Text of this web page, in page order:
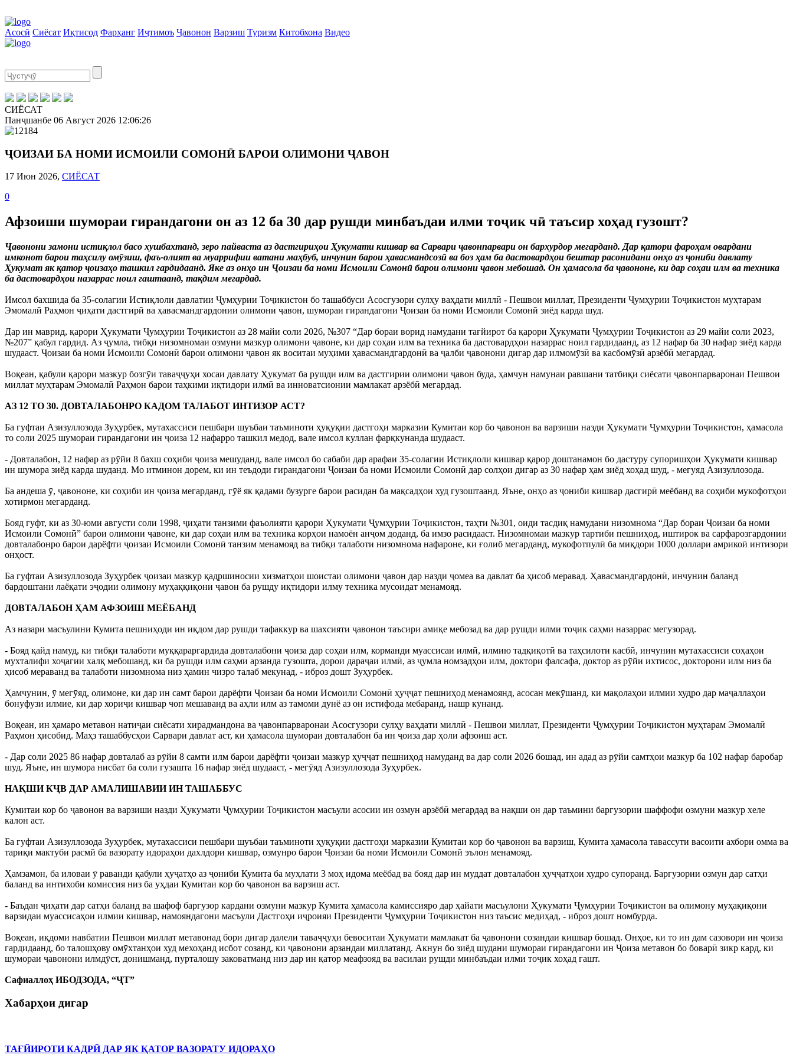
Асосӣ Сиёсат Иқтисод Фарҳанг Иҷтимоъ Ҷавонон Варзиш Туризм Китобхона Видео
СИЁСАТ
Панҷшанбе 06 Август 2026 12:06:27
ҶОИЗАИ БА НОМИ ИСМОИЛИ СОМОНӢ БАРОИ ОЛИМОНИ ҶАВОН
17 Июн 2026, СИЁСАТ
0
Афзоиши шумораи гирандагони он аз 12 ба 30 дар рушди минбаъдаи илми тоҷик чӣ таъсир хоҳад гузошт?
Ҷавонони замони истиқлол басо хушбахтанд, зеро пайваста аз дастгириҳои Ҳукумати кишвар ва Сарвари ҷавонпарвари он бархурдор мегарданд. Дар қатори фароҳам овардани
имконот барои таҳсилу омӯзиш, фаъ-олият ва муаррифии ватани маҳбуб, инчунин барои ҳавасмандсозӣ ва боз ҳам ба дастовардҳои бештар расонидани онҳо аз ҷониби давлату
Ҳукумат як қатор ҷоизаҳо ташкил гардидаанд. Яке аз онҳо ин Ҷоизаи ба номи Исмоили Сомонӣ барои олимони ҷавон мебошад. Он ҳамасола ба ҷавононе, ки дар соҳаи илм ва техника
ба дастовардҳои назаррас ноил гаштаанд, тақдим мегардад.
Имсол бахшида ба 35-солагии Истиқлоли давлатии Ҷумҳурии Тоҷикистон бо ташаббуси Асосгузори сулҳу ваҳдати миллӣ - Пешвои миллат, Президенти Ҷумҳурии Тоҷикистон муҳтарам
Эмомалӣ Раҳмон ҷиҳати дастгирӣ ва ҳавасмандгардонии олимони ҷавон, шумораи гирандагони Ҷоизаи ба номи Исмоили Сомонӣ зиёд карда шуд.
Дар ин маврид, қарори Ҳукумати Ҷумҳурии Тоҷикистон аз 28 майи соли 2026, №307 “Дар бораи ворид намудани тағйирот ба қарори Ҳукумати Ҷумҳурии Тоҷикистон аз 29 майи соли 2023,
№207” қабул гардид. Аз ҷумла, тибқи низомномаи озмуни мазкур олимони ҷавоне, ки дар соҳаи илм ва техника ба дастовардҳои назаррас ноил гардидаанд, аз 12 нафар ба 30 нафар зиёд карда
шудааст. Ҷоизаи ба номи Исмоили Сомонӣ барои олимони ҷавон як воситаи муҳими ҳавасмандгардонӣ ва ҷалби ҷавонони дигар дар илмомӯзӣ ва касбомӯзӣ арзёбӣ мегардад.
Воқеан, қабули қарори мазкур бозгӯи таваҷҷуҳи хосаи давлату Ҳукумат ба рушди илм ва дастгирии олимони ҷавон буда, ҳамчун намунаи равшани татбиқи сиёсати ҷавонпарваронаи Пешвои
миллат муҳтарам Эмомалӣ Раҳмон барои таҳкими иқтидори илмӣ ва инноватсионии мамлакат арзёбӣ мегардад.
АЗ 12 ТО 30. ДОВТАЛАБОНРО КАДОМ ТАЛАБОТ ИНТИЗОР АСТ?
Ба гуфтаи Азизуллозода Зуҳурбек, мутахассиси пешбари шуъбаи таъминоти ҳуқуқии дастгоҳи марказии Кумитаи кор бо ҷавонон ва варзиши назди Ҳукумати Ҷумҳурии Тоҷикистон, ҳамасола
то соли 2025 шумораи гирандагони ин ҷоиза 12 нафарро ташкил медод, вале имсол куллан фарқкунанда шудааст.
- Довталабон, 12 нафар аз рӯйи 8 бахш соҳиби ҷоиза мешуданд, вале имсол бо сабаби дар арафаи 35-солагии Истиқлоли кишвар қарор доштанамон бо дастуру супоришҳои Ҳукумати кишвар
ин шумора зиёд карда шуданд. Мо итминон дорем, ки ин теъдоди гирандагони Ҷоизаи ба номи Исмоили Сомонӣ дар солҳои дигар аз 30 нафар ҳам зиёд хоҳад шуд, - мегуяд Азизуллозода.
Ба андеша ӯ, ҷавононе, ки соҳиби ин ҷоиза мегарданд, гӯё як қадами бузурге барои расидан ба мақсадҳои худ гузоштаанд. Яъне, онҳо аз ҷониби кишвар дасгирӣ меёбанд ва соҳиби мукофотҳои
хотирмон мегарданд.
Бояд гуфт, ки аз 30-юми августи соли 1998, ҷиҳати танзими фаъолияти қарори Ҳукумати Ҷумҳурии Тоҷикистон, таҳти №301, оиди тасдиқ намудани низомнома “Дар бораи Ҷоизаи ба номи
Исмоили Сомонӣ” барои олимони ҷавоне, ки дар соҳаи илм ва техника корҳои намоён анҷом доданд, ба имзо расидааст. Низомномаи мазкур тартиби пешниҳод, иштирок ва сарфарозгардонии
довталабонро барои дарёфти ҷоизаи Исмоили Сомонӣ танзим менамояд ва тибқи талаботи низомнома нафароне, ки ғолиб мегарданд, мукофотпулӣ ба миқдори 1000 доллари амрикоӣ интизори
онҳост.
Ба гуфтаи Азизуллозода Зуҳурбек ҷоизаи мазкур қадршиносии хизматҳои шоистаи олимони ҷавон дар назди ҷомеа ва давлат ба ҳисоб меравад. Ҳавасмандгардонӣ, инчунин баланд
бардоштани лаёқати эҷодии олимону муҳаққиқони ҷавон ба рушду иқтидори илму техника мусоидат менамояд.
ДОВТАЛАБОН ҲАМ АФЗОИШ МЕЁБАНД
Аз назари масъулини Кумита пешниҳоди ин иқдом дар рушди тафаккур ва шахсияти ҷавонон таъсири амиқе мебозад ва дар рушди илми тоҷик саҳми назаррас мегузорад.
- Бояд қайд намуд, ки тибқи талаботи муққараргардида довталабони ҷоиза дар соҳаи илм, корманди муассисаи илмӣ, илмию тадқиқотӣ ва таҳсилоти касбӣ, инчунин мутахассиси соҳаҳои
мухталифи хоҷагии халқ мебошанд, ки ба рушди илм саҳми арзанда гузошта, дорои дараҷаи илмӣ, аз ҷумла номзадҳои илм, доктори фалсафа, доктор аз рӯйи ихтисос, докторони илм низ ба
ҳисоб мераванд ва талаботи низомнома низ ҳамин чизро талаб мекунад, - иброз дошт Зуҳурбек.
Ҳамчунин, ӯ мегӯяд, олимоне, ки дар ин самт барои дарёфти Ҷоизаи ба номи Исмоили Сомонӣ ҳуҷҷат пешниҳод менамоянд, асосан мекӯшанд, ки мақолаҳои илмии худро дар маҷаллаҳои
бонуфузи илмие, ки дар хориҷи кишвар чоп мешаванд ва аҳли илм аз тамоми дунё аз он истифода мебаранд, нашр кунанд.
Воқеан, ин ҳамаро метавон натиҷаи сиёсати хирадмандона ва ҷавонпарваронаи Асосгузори сулҳу ваҳдати миллӣ - Пешвои миллат, Президенти Ҷумҳурии Тоҷикистон муҳтарам Эмомалӣ
Раҳмон ҳисобид. Маҳз ташаббусҳои Сарвари давлат аст, ки ҳамасола шумораи довталабон ба ин ҷоиза дар ҳоли афзоиш аст.
- Дар соли 2025 86 нафар довталаб аз рӯйи 8 самти илм барои дарёфти ҷоизаи мазкур ҳуҷҷат пешниҳод намуданд ва дар соли 2026 бошад, ин адад аз рӯйи самтҳои мазкур ба 102 нафар баробар
шуд. Яъне, ин шумора нисбат ба соли гузашта 16 нафар зиёд шудааст, - мегӯяд Азизуллозода Зуҳурбек.
НАҚШИ КҶВ ДАР АМАЛИШАВИИ ИН ТАШАББУС
Кумитаи кор бо ҷавонон ва варзиши назди Ҳукумати Ҷумҳурии Тоҷикистон масъули асосии ин озмун арзёбӣ мегардад ва нақши он дар таъмини баргузории шаффофи озмуни мазкур хеле
калон аст.
Ба гуфтаи Азизуллозода Зуҳурбек, мутахассиси пешбари шуъбаи таъминоти ҳуқуқии дастгоҳи марказии Кумитаи кор бо ҷавонон ва варзиш, Кумита ҳамасола тавассути васоити ахбори омма ва
тариқи мактуби расмӣ ба вазорату идораҳои дахлдори кишвар, озмунро барои Ҷоизаи ба номи Исмоили Сомонӣ эълон менамояд.
Ҳамзамон, ба иловаи ӯ раванди қабули ҳуҷатҳо аз ҷониби Кумита ба муҳлати 3 моҳ идома меёбад ва бояд дар ин муддат довталабон ҳуҷҷатҳои худро супоранд. Баргузории озмун дар сатҳи
баланд ва интихоби комиссия низ ба уҳдаи Кумитаи кор бо ҷавонон ва варзиш аст.
- Баъдан ҷиҳати дар сатҳи баланд ва шафоф баргузор кардани озмуни мазкур Кумита ҳамасола камиссияро дар ҳайати масъулони Ҳукумати Ҷумҳурии Тоҷикистон ва олимону муҳақиқони
варзидаи муассисаҳои илмии кишвар, намояндагони масъули Дастгоҳи иҷроияи Президенти Ҷумҳурии Тоҷикистон низ таъсис медиҳад, - иброз дошт номбурда.
Воқеан, иқдоми навбатии Пешвои миллат метавонад бори дигар далели таваҷҷуҳи бевоситаи Ҳукумати мамлакат ба ҷавонони созандаи кишвар бошад. Онҳое, ки то ин дам сазовори ин ҷоиза
гардидаанд, бо талошҳову омӯхтанҳои худ мехоҳанд исбот созанд, ки ҷавонони арзандаи миллатанд. Акнун бо зиёд шудани шумораи гирандагони ин Ҷоиза метавон бо боварӣ зикр кард, ки
шумораи ҷавонони илмдӯст, донишманд, пурталошу заковатманд низ дар ин қатор меафзояд ва василаи рушди минбаъдаи илми тоҷик хоҳад гашт.
Сафиаллоҳ ИБОДЗОДА, “ҶТ”
Хабарҳои дигар
ТАҒЙИРОТИ КАДРӢ ДАР ЯК ҚАТОР ВАЗОРАТУ ИДОРАҲО